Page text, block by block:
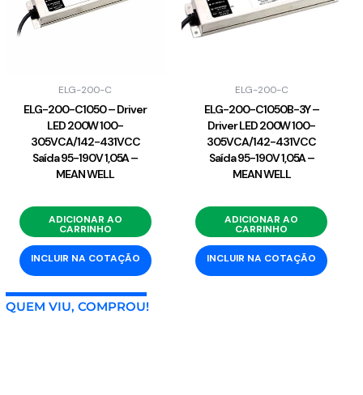
ELG-200-C
ELG-200-C1050 – Driver
LED 200W 100-
305VCA/142-431VCC
Saída 95-190V 1,05A –
MEAN WELL
ADICIONAR AO
CARRINHO
INCLUIR NA COTAÇÃO
ELG-200-C
ELG-200-C1050B-3Y –
Driver LED 200W 100-
305VCA/142-431VCC
Saída 95-190V 1,05A –
MEAN WELL
ADICIONAR AO
CARRINHO
INCLUIR NA COTAÇÃO
QUEM VIU, COMPROU!